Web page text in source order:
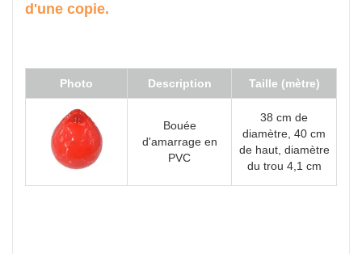
d'une copie.
Photo Description Taille (mètre)
Bouée
d'amarrage en
PVC
38 cm de
diamètre, 40 cm
de haut, diamètre
du trou 4,1 cm